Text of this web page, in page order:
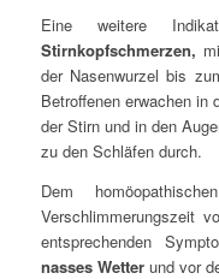
Eine weitere
Stirnkopfschmerzen,
der Nasenwurzel bis
Betroffenen erwachen in
der Stirn und in den
zu den Schläfen durch.
Dem
Verschlimmerungszeit
entsprechenden
nasses Wetterund vor